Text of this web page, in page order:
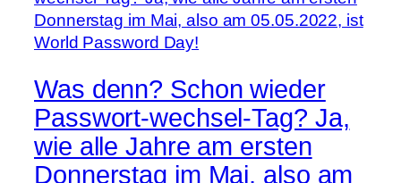
Was denn? Schon wieder
Passwort-wechsel-Tag? Ja,
wie alle Jahre am ersten
Donnerstag im Mai, also am